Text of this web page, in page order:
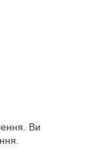
Ви